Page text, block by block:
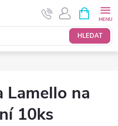
HLEDAT
NÁKUPNÍ
KOŠÍK
Lamello na
10ks